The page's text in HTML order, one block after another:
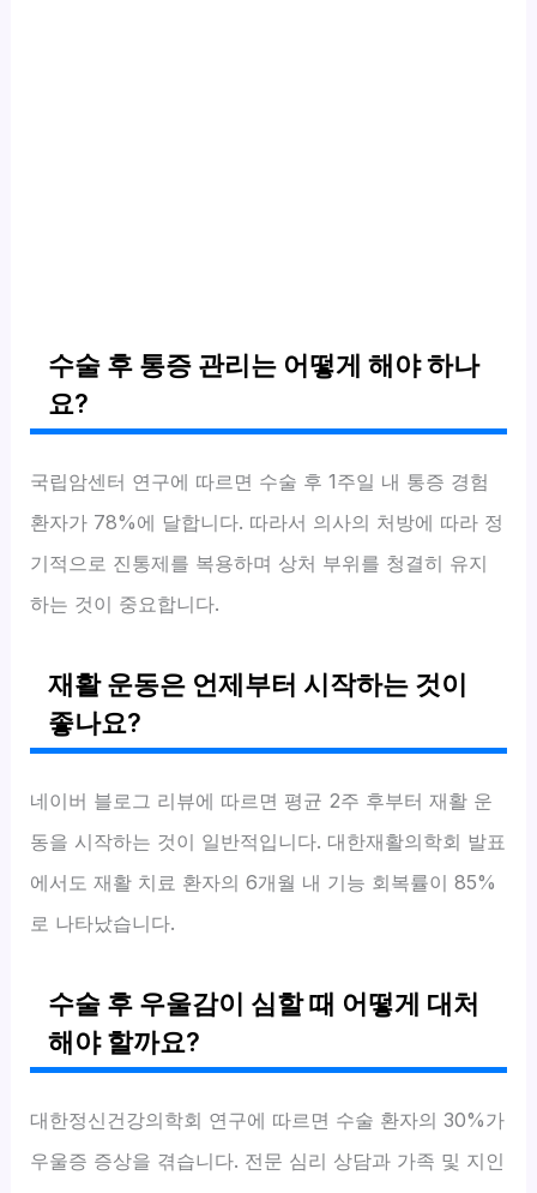
수술 후 통증 관리는 어떻게 해야 하나
요?
국립암센터 연구에 따르면 수술 후 1주일 내 통증 경험
환자가 78%에 달합니다. 따라서 의사의 처방에 따라 정
기적으로 진통제를 복용하며 상처 부위를 청결히 유지
하는 것이 중요합니다.
재활 운동은 언제부터 시작하는 것이
좋나요?
네이버 블로그 리뷰에 따르면 평균 2주 후부터 재활 운
동을 시작하는 것이 일반적입니다. 대한재활의학회 발표
에서도 재활 치료 환자의 6개월 내 기능 회복률이 85%
로 나타났습니다.
수술 후 우울감이 심할 때 어떻게 대처
해야 할까요?
대한정신건강의학회 연구에 따르면 수술 환자의 30%가
우울증 증상을 겪습니다. 전문 심리 상담과 가족 및 지인